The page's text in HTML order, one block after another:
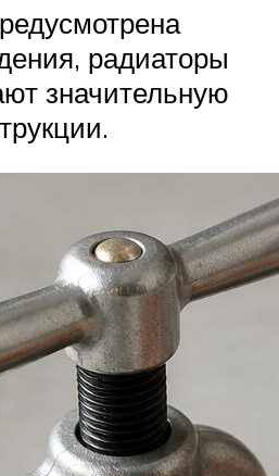
радиаторы
значительную